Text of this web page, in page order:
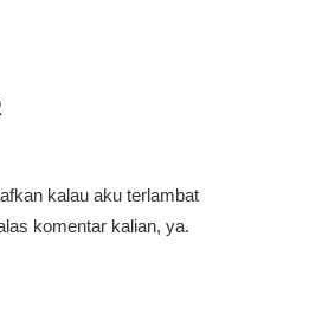
kalau aku terlambat
komentar kalian, ya.